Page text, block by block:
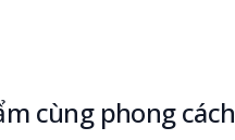
cùng phong cách